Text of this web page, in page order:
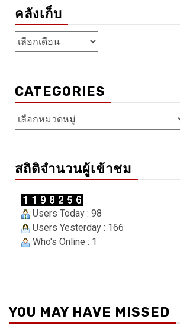
คลังเก็บ
คลัง
เก็บ
CATEGORIES
Categories
สถิติจำนวนผู้เข้าชม
Users Today : 98
Users Yesterday : 166
Who's Online : 1
YOU MAY HAVE MISSED